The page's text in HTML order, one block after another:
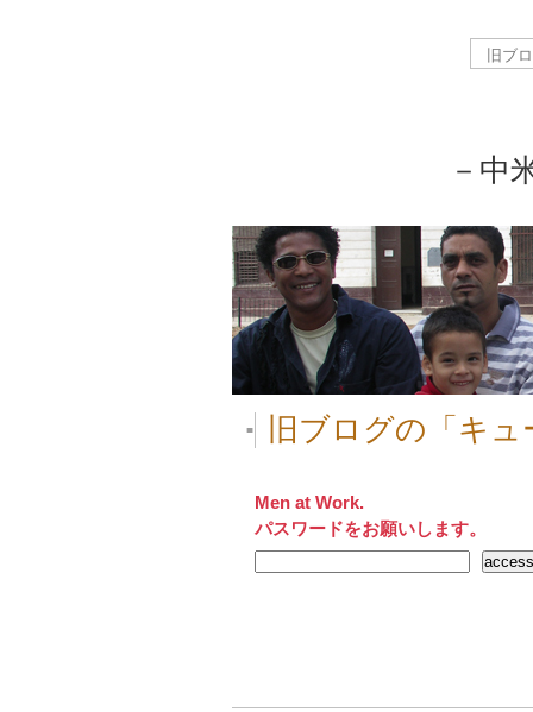
－中
■ 旧ブログの「キ
Men at Work.
パスワードをお願いします。